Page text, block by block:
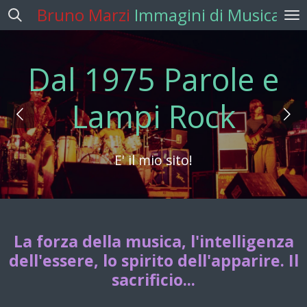
Vai
al
Bruno Marzi Immagini di Musica
Beh, qualche amico
strano...
Coraggio, ché la vita è un viaggio...
La forza della musica, l'intelligenza
dell'essere, lo spirito dell'apparire. Il
sacrificio...